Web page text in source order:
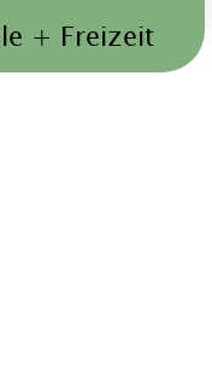
+ Freizeit